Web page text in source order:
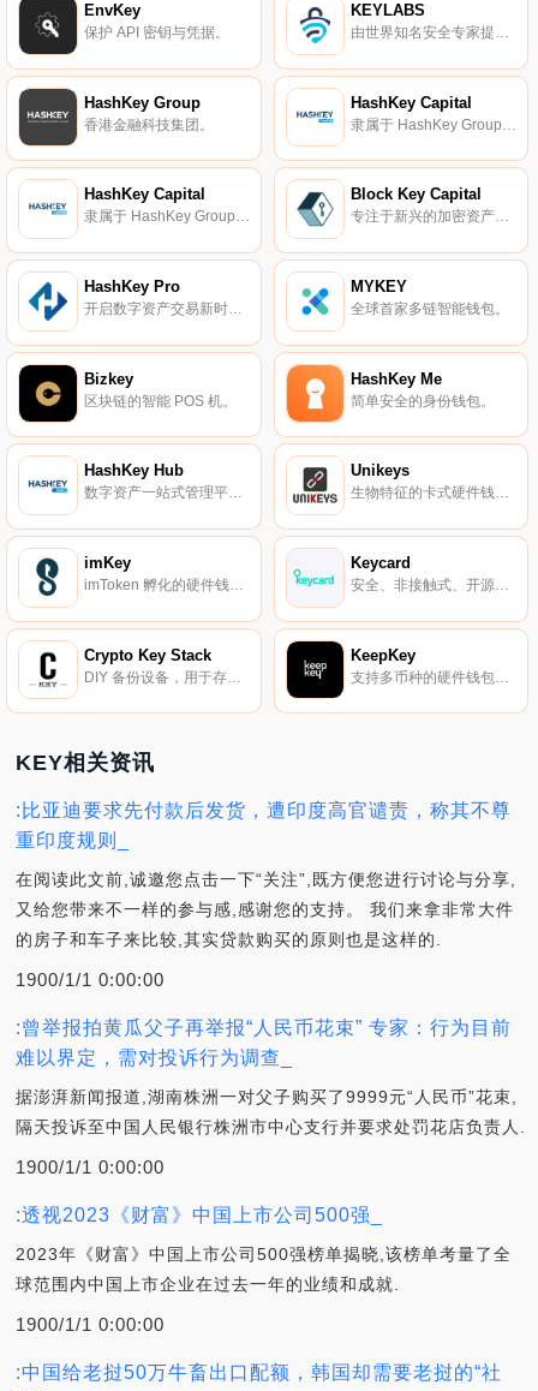
EnvKey
保护 API 密钥与凭据。
KEYLABS
由世界知名安全专家提供的区块链和物联网安全。
HashKey Group
香港金融科技集团。
HashKey Capital
HashKey Capital
隶属于 HashKey Group 的区块链与金融科技投资基金。
Block Key Capital
专注于新兴的加密资产类别的研究与投资机构。
HashKey Pro
开启数字资产交易新时代。
MYKEY
全球首家多链智能钱包。
Bizkey
区块链的智能 POS 机。
HashKey Me
简单安全的身份钱包。
HashKey Hub
数字资产一站式管理平台，为用户提供安全、合规、高效的数字资产服务。
Unikeys
生物特征的卡式硬件钱包。
imKey
imToken 孵化的硬件钱包。
Keycard
安全、非接触式、开源的硬件钱包。
Crypto Key Stack
DIY 备份设备，用于存储助记词与私钥。
KeepKey
KEY相关资讯
:比亚迪要求先付款后发货，遭印度高官谴责，称其不尊
重印度规则_
在阅读此文前,诚邀您点击一下“关注”,既方便您进行讨论与分享,
又给您带来不一样的参与感,感谢您的支持。 我们来拿非常大件
的房子和车子来比较,其实贷款购买的原则也是这样的.
1900/1/1 0:00:00
:曾举报拍黄瓜父子再举报“人民币花束” 专家：行为目前
难以界定，需对投诉行为调查_
据澎湃新闻报道,湖南株洲一对父子购买了9999元“人民币”花束,
隔天投诉至中国人民银行株洲市中心支行并要求处罚花店负责人.
1900/1/1 0:00:00
:透视2023《财富》中国上市公司500强_
2023年《财富》中国上市公司500强榜单揭晓,该榜单考量了全
球范围内中国上市企业在过去一年的业绩和成就.
1900/1/1 0:00:00
:中国给老挝50万牛畜出口配额，韩国却需要老挝的“社